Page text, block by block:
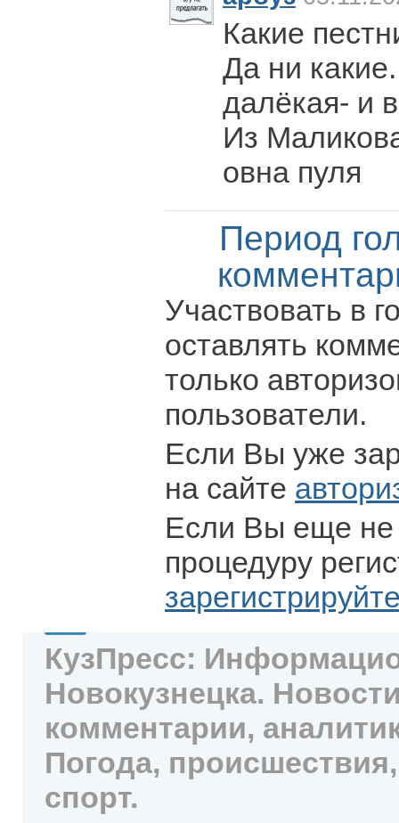
Какие
Да ни
далёкая- и
Из
овна пуля
Период
Участвовать в
оставлять
только
пользователи.
Если Вы уже
на сайте
Если Вы еще не
процедуру
КузПресс:
Новокузнецка.
комментарии,
Погода,
спорт.